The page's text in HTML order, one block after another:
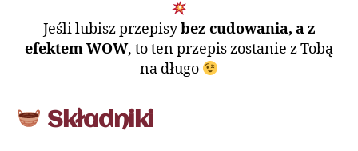
Jeśli lubisz przepisybez cudowania, a z
efektem WOW, to ten przepis zostanie z Tobą
na długo
Składniki